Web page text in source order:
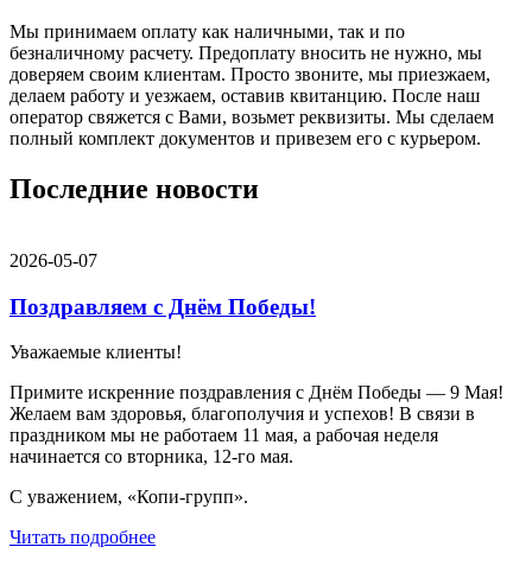
Мы принимаем оплату как наличными, так и по
безналичному расчету. Предоплату вносить не нужно, мы
доверяем своим клиентам. Просто звоните, мы приезжаем,
делаем работу и уезжаем, оставив квитанцию. После наш
оператор свяжется с Вами, возьмет реквизиты. Мы сделаем
полный комплект документов и привезем его с курьером.
Последние новости
2026-05-07
Поздравляем с Днём Победы!
Уважаемые клиенты!
Примите искренние поздравления с Днём Победы — 9 Мая!
Желаем вам здоровья, благополучия и успехов! В связи в
праздником мы не работаем 11 мая, а рабочая неделя
начинается со вторника, 12-го мая.
С уважением, «Копи-групп».
Читать подробнее